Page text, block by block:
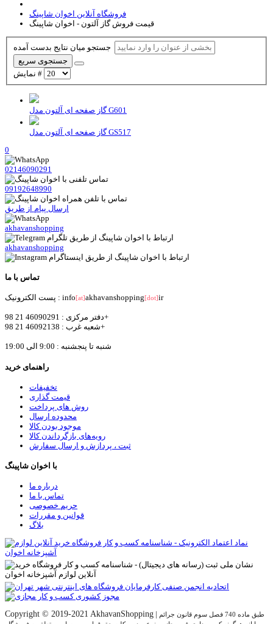
فروشگاه آنلاین اخوان شاپینگ
قیمت فروش گاز آلتون - اخوان شاپینگ
جستجوی سریع
نمایش #
گاز صفحه ای آلتون مدل G601
گاز صفحه ای آلتون مدل GS517
0
02146090291
09192648990
ارسال پیام از طریق
akhavanshopping
akhavanshopping
تماس با ما
پست الکترونیک : info[at]akhavanshopping[dot]ir
دفتر مرکزی : 46090291 21 98+
شعبه غرب : 46092138 21 98+
شنبه تا پنجشنبه : 9:00 الی 19:00
راهنمای خرید
تخفیفات
قیمت گذاری
روش های پرداخت
محدوده ارسال
موجود بودن کالا
رویه‌های بازگرداندن کالا
ثبت ، پردازش و ارسال سفارش
با اخوان شاپینگ
درباره ما
تماس با ما
حریم خصوصی
قوانین و مقررات
بلاگ
Copyright © 2019-2021 AkhavanShopping | طبق ماده 740 فصل سوم قانون جرائم